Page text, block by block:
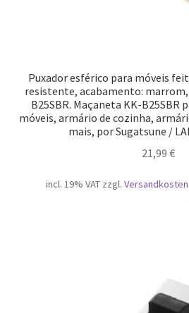
Puxador esférico para móveis
resistente, acabamento:
B25SBR. Maçaneta KK-B25SBR
móveis, armário de cozinha,
mais, por Sugatsune /
21,99 €
incl. 19% VAT zzgl. Versandkosten